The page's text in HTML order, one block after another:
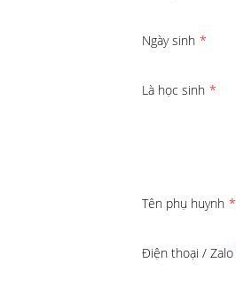
Ngày sinh *
Là học sinh *
Tên phụ huynh *
Điện thoại / Zalo